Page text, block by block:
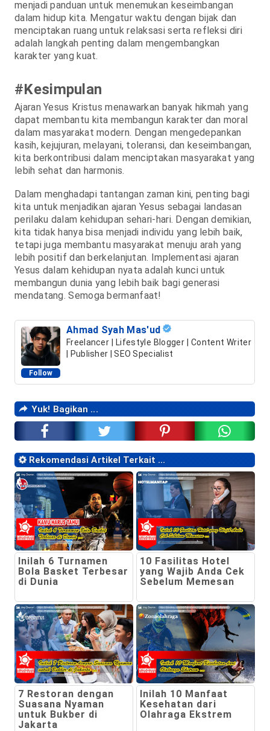
menjadi panduan untuk menemukan keseimbangan
dalam hidup kita. Mengatur waktu dengan bijak dan
menciptakan ruang untuk relaksasi serta refleksi diri
adalah langkah penting dalam mengembangkan
karakter yang kuat.
#Kesimpulan
Ajaran Yesus Kristus menawarkan banyak hikmah yang
dapat membantu kita membangun karakter dan moral
dalam masyarakat modern. Dengan mengedepankan
kasih, kejujuran, melayani, toleransi, dan keseimbangan,
kita berkontribusi dalam menciptakan masyarakat yang
lebih sehat dan harmonis.
Dalam menghadapi tantangan zaman kini, penting bagi
kita untuk menjadikan ajaran Yesus sebagai landasan
perilaku dalam kehidupan sehari-hari. Dengan demikian,
kita tidak hanya bisa menjadi individu yang lebih baik,
tetapi juga membantu masyarakat menuju arah yang
lebih positif dan berkelanjutan. Implementasi ajaran
Yesus dalam kehidupan nyata adalah kunci untuk
membangun dunia yang lebih baik bagi generasi
mendatang. Semoga bermanfaat!
Follow
Ahmad Syah Mas'ud
Freelancer | Lifestyle Blogger | Content Writer
| Publisher | SEO Specialist
Yuk! Bagikan ...
Rekomendasi Artikel Terkait ...
Inilah 6 Turnamen
Bola Basket Terbesar
di Dunia
10 Fasilitas Hotel
yang Wajib Anda Cek
Sebelum Memesan
7 Restoran dengan
Suasana Nyaman
untuk Bukber di
Jakarta
Inilah 10 Manfaat
Kesehatan dari
Olahraga Ekstrem